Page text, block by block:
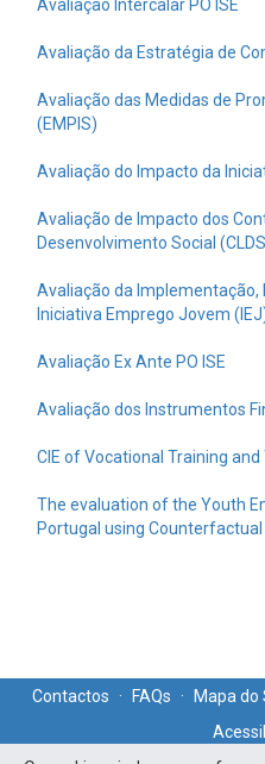
Avaliação Intercalar PO ISE
Avaliação da Estratégia de
Avaliação das Medidas de
(EMPIS)
Avaliação do Impacto da
Avaliação de Impacto dos
Desenvolvimento Social
Avaliação da Implementação,
Iniciativa Emprego Jovem
Avaliação Ex Ante PO ISE
Avaliação dos Instrumentos
CIE of Vocational Training
The evaluation of the Youth
Portugal using
Contactos · FAQs · Mapa do